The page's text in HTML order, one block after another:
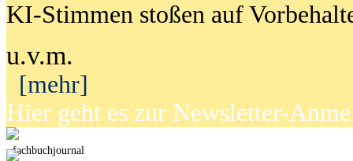
KI-Stimmen stoßen auf
u.v.m.
[mehr]
Hier geht es zur Newsletter-
fachbuchjournal